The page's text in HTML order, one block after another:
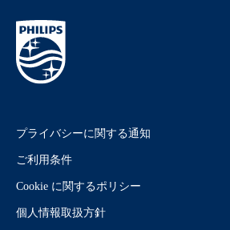
プライバシーに関する通知
ご利用条件
Cookie に関するポリシー
個人情報取扱方針